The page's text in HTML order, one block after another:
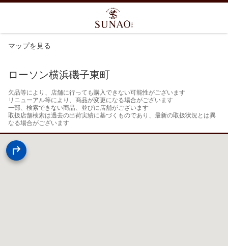
マップを見る
ローソン横浜磯子東町
欠品等により、店舗に行っても購入できない可能性がございます
リニューアル等により、商品が変更になる場合がございます
一部、検索できない商品、並びに店舗がございます
取扱店舗検索は過去の出荷実績に基づくものであり、最新の取扱状況とは異
なる場合がございます